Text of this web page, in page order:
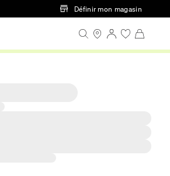
Définir mon magasin